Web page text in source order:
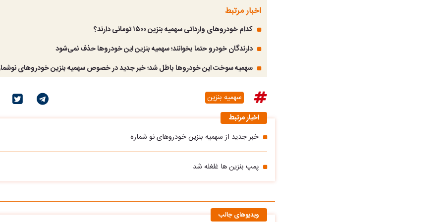
اخبار مرتبط
کدام خودروهای وارداتی سهمیه بنزین ۱۵۰۰ تومانی دارند؟
دارندگان خودرو حتما بخوانند؛ سهمیه بنزین این خودروها حذف نمی‌شود
سهمیه سوخت این خودروها باطل شد؛ خبر جدید در خصوص سهمیه بنزین خودروهای
سهمیه بنزین
اخبار مرتبط
خبر جدید از سهمیه بنزین خودروهای نو شماره
پمپ بنزین ها غلغله شد
ویدیوهای جالب